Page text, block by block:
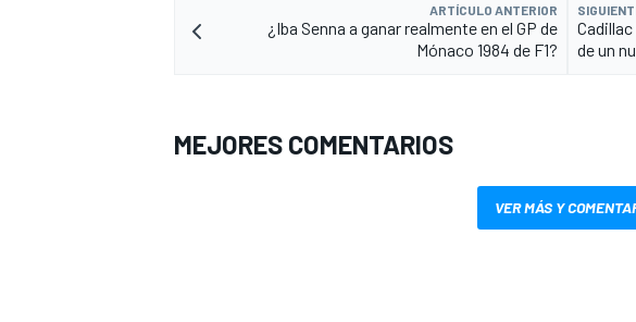
ARTÍCULO ANTERIOR
¿Iba Senna a ganar realmente en el GP de
Mónaco 1984 de F1?
de un
MEJORES COMENTARIOS
VER MÁS Y